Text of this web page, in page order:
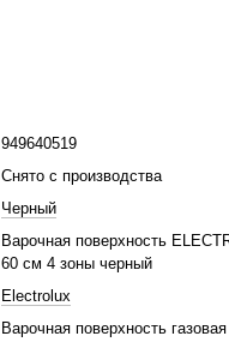
949640519
Снято с производства
Черный
Варочная поверхность
60 см 4 зоны черный
Electrolux
Варочная поверхность газовая